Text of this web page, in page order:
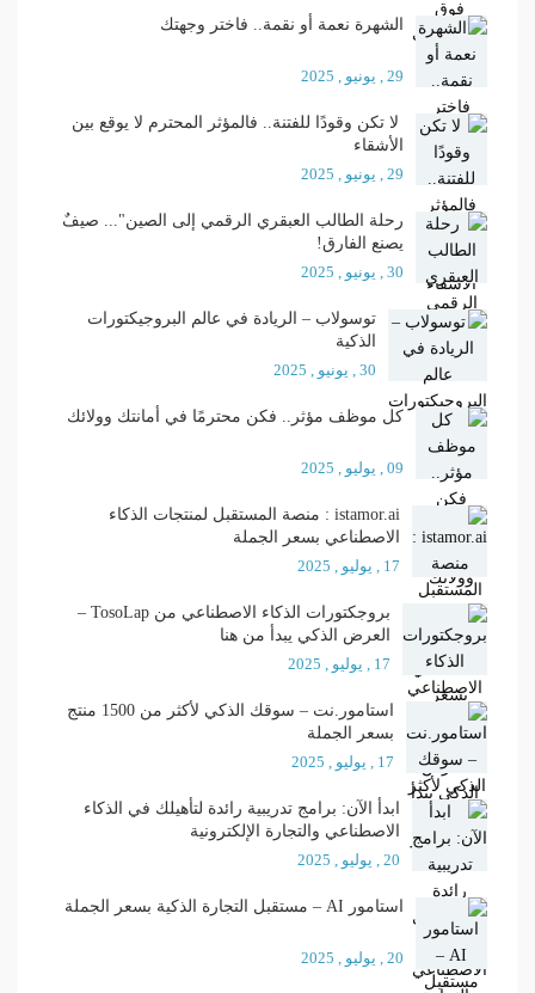
الشهرة نعمة أو نقمة.. فاختر وجهتك
29 , يونيو , 2025
لا تكن وقودًا للفتنة.. فالمؤثر المحترم لا يوقع بين
الأشقاء
29 , يونيو , 2025
رحلة الطالب العبقري الرقمي إلى الصين"... صيفٌ
يصنع الفارق!
30 , يونيو , 2025
توسولاب – الريادة في عالم البروجيكتورات
الذكية
30 , يونيو , 2025
كل موظف مؤثر.. فكن محترمًا في أمانتك وولائك
09 , يوليو , 2025
istamor.ai : منصة المستقبل لمنتجات الذكاء
الاصطناعي بسعر الجملة
17 , يوليو , 2025
بروجكتورات الذكاء الاصطناعي من TosoLap –
العرض الذكي يبدأ من هنا
17 , يوليو , 2025
استامور.نت – سوقك الذكي لأكثر من 1500 منتج
بسعر الجملة
17 , يوليو , 2025
ابدأ الآن: برامج تدريبية رائدة لتأهيلك في الذكاء
الاصطناعي والتجارة الإلكترونية
20 , يوليو , 2025
استامور AI – مستقبل التجارة الذكية بسعر الجملة
20 , يوليو , 2025